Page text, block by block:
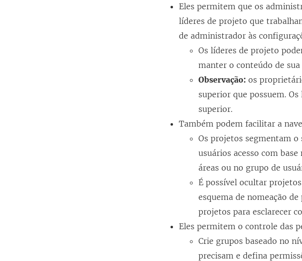
Eles permitem que os
líderes de projeto que
de administrador às
Os líderes de projeto
manter o conteúdo de
Observação: os
superior que possuem.
superior.
Também podem facilitar a
Os projetos segmentam
usuários acesso com
áreas ou no grupo de
É possível ocultar
esquema de nomeação
projetos para esclarecer
Eles permitem o controle das
Crie grupos baseado no
precisam e defina